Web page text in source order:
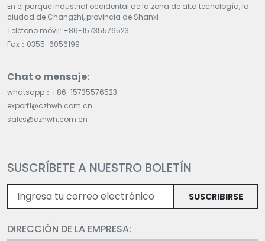
En el parque industrial occidental de la zona de alta tecnología, la
ciudad de Changzhi, provincia de Shanxi
Teléfono móvil: +86-15735576523
Fax：0355-6056199
Chat o mensaje:
whatsapp：+86-15735576523
export1@czhwh.com.cn
sales@czhwh.com.cn
SUSCRÍBETE A NUESTRO BOLETÍN
SUSCRIBIRSE
DIRECCIÓN DE LA EMPRESA: